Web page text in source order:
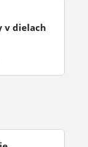
v dielach